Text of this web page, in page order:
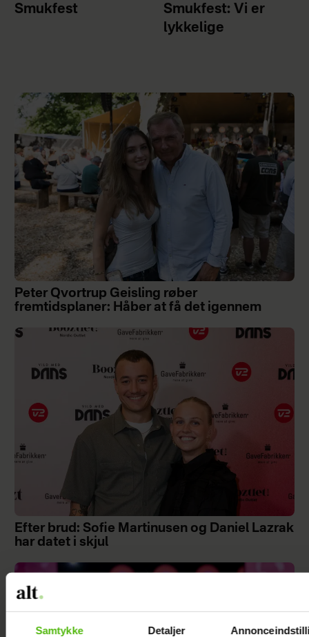
Samtykke Detaljer
Smukfest
Smukfest: Vi er
lykkelige
Peter Qvortrup Geisling røber
fremtidsplaner: Håber at få det igennem
Efter brud: Sofie Martinusen og Daniel Lazrak
har datet i skjul